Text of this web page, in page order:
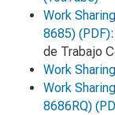
Work
8685) (PDF)
de Trabajo
Work
Work
8686RQ)